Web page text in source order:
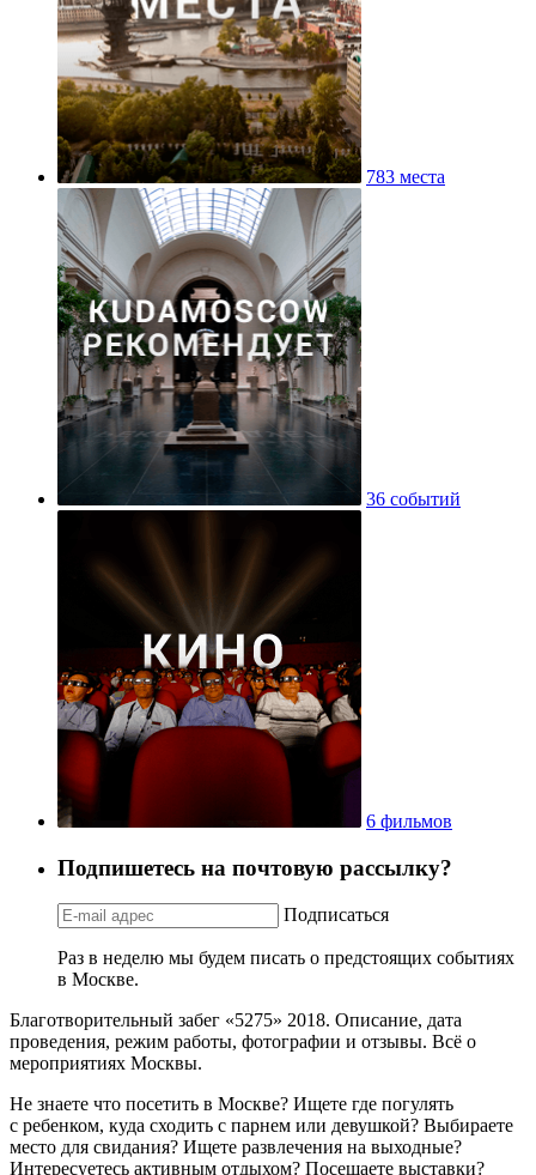
783 места
36 событий
6 фильмов
Подпишетесь на почтовую рассылку?
Подписаться
Раз в неделю мы будем писать о предстоящих событиях
в Москве.
Благотворительный забег «5275» 2018. Описание, дата
проведения, режим работы, фотографии и отзывы. Всё о
мероприятиях Москвы.
Не знаете что посетить в Москве? Ищете где погулять
с ребенком, куда сходить с парнем или девушкой? Выбираете
место для свидания? Ищете развлечения на выходные?
Интересуетесь активным отдыхом? Посещаете выставки?